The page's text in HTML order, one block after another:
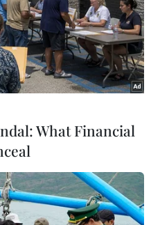
phương tiện TP. Hà Nội
What Financial